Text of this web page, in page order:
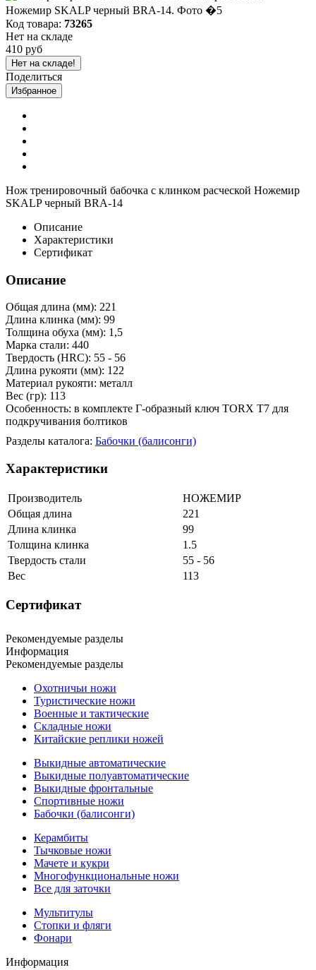
Код товара: 73265
Нет на складе
410 руб
Нет на складе!
Поделиться
Избранное
Нож тренировочный бабочка с клинком расческой Ножемир
SKALP черный BRA-14
Описание
Характеристики
Сертификат
Описание
Общая длина (мм): 221
Длина клинка (мм): 99
Толщина обуха (мм): 1,5
Марка стали: 440
Твердость (HRC): 55 - 56
Длина рукояти (мм): 122
Материал рукояти: металл
Вес (гр): 113
Особенность: в комплекте Г-образный ключ TORX T7 для
подкручивания болтиков
Разделы каталога: Бабочки (балисонги)
Характеристики
Производитель
НОЖЕМИР
Общая длина
221
Длина клинка
99
Толщина клинка
1.5
Твердость стали
55 - 56
Вес
113
Сертификат
Рекомендуемые разделы
Информация
Рекомендуемые разделы
Охотничьи ножи
Туристические ножи
Военные и тактические
Складные ножи
Китайские реплики ножей
Выкидные автоматические
Выкидные полуавтоматические
Выкидные фронтальные
Спортивные ножи
Бабочки (балисонги)
Керамбиты
Тычковые ножи
Мачете и кукри
Многофункциональные ножи
Все для заточки
Мультитулы
Стопки и фляги
Фонари
Информация